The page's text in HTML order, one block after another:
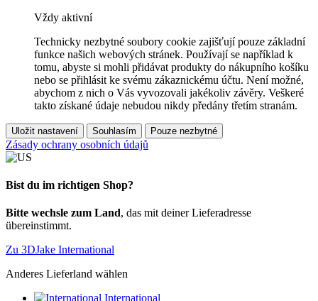
Vždy aktivní
Technicky nezbytné soubory cookie zajišťují pouze základní
funkce našich webových stránek. Používají se například k
tomu, abyste si mohli přidávat produkty do nákupního košíku
nebo se přihlásit ke svému zákaznickému účtu. Není možné,
abychom z nich o Vás vyvozovali jakékoliv závěry. Veškeré
takto získané údaje nebudou nikdy předány třetím stranám.
Uložit nastavení Souhlasím Pouze nezbytné
Zásady ochrany osobních údajů
Bist du im richtigen Shop?
Bitte wechsle zum Land, das mit deiner Lieferadresse
übereinstimmt.
Zu 3DJake International
Anderes Lieferland wählen
International